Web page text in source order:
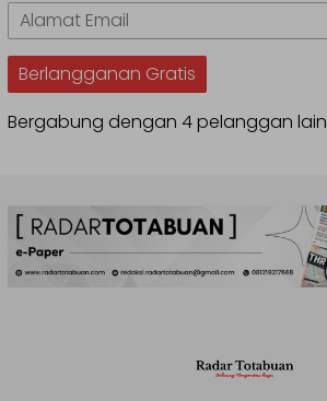
Alamat
Email
Berlangganan Gratis
Bergabung dengan 4 pelanggan lain